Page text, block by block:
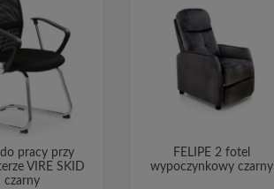
pracy przy
VIRE SKID
czarny
FELIPE 2 fotel
wypoczynkowy czarny